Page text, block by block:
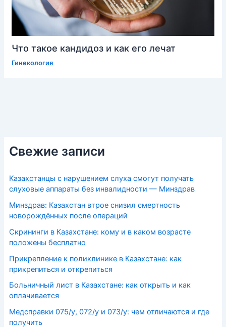
Что такое кандидоз и как его лечат
Гинекология
Свежие записи
Казахстанцы с нарушением слуха смогут получать
слуховые аппараты без инвалидности — Минздрав
Минздрав: Казахстан втрое снизил смертность
новорождённых после операций
Скрининги в Казахстане: кому и в каком возрасте
положены бесплатно
Прикрепление к поликлинике в Казахстане: как
прикрепиться и открепиться
Больничный лист в Казахстане: как открыть и как
оплачивается
Медсправки 075/у, 072/у и 073/у: чем отличаются и где
получить